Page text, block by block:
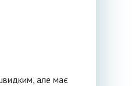
але має